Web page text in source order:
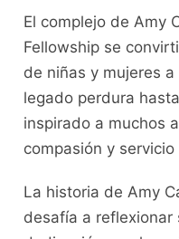
El complejo de Amy
Fellowship se
de niñas y mujeres
legado perdura
inspirado a muchos
compasión y
La historia de Amy
desafía a reflexionar